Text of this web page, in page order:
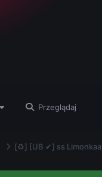
Przeglądaj
[♻] [UB ✔] ss Limonkaa